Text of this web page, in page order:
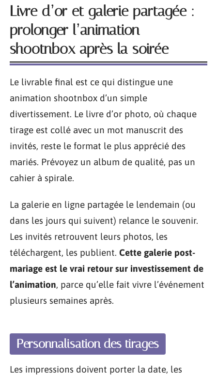
Livre d’or et galerie partagée :
prolonger l’animation
shootnbox après la soirée
Le livrable final est ce qui distingue une
animation shootnbox d’un simple
divertissement. Le livre d’or photo, où chaque
tirage est collé avec un mot manuscrit des
invités, reste le format le plus apprécié des
mariés. Prévoyez un album de qualité, pas un
cahier à spirale.
La galerie en ligne partagée le lendemain (ou
dans les jours qui suivent) relance le souvenir.
Les invités retrouvent leurs photos, les
téléchargent, les publient. Cette galerie post-
mariage est le vrai retour sur investissement de
l’animation, parce qu’elle fait vivre l’événement
plusieurs semaines après.
Personnalisation des tirages
Les impressions doivent porter la date, les